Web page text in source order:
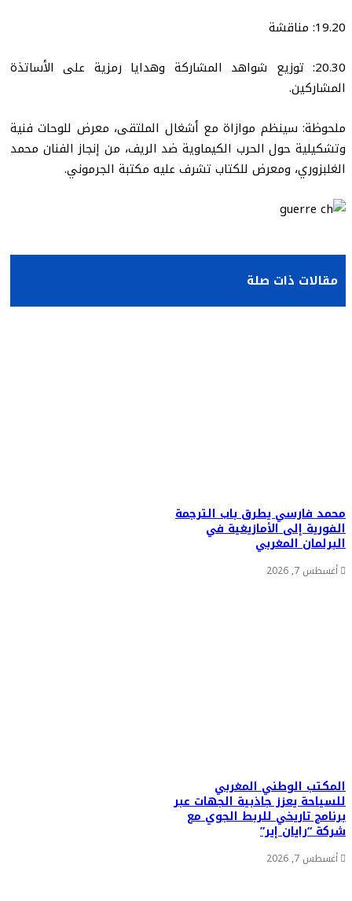
19.20: مناقشة
20.30: توزيع شواهد المشاركة وهدايا رمزية على الأساتذة
المشاركين.
ملحوظة: سينظم موازاة مع أشغال الملتقى، معرض للوحات فنية
وتشكيلية حول الحرب الكيماوية ضد الريف، من إنجاز الفنان محمد
الغلبزوري، ومعرض للكتاب تشرف عليه مكتبة الجرموني.
مقالات ذات صلة
محمد فارسي يطرق باب الترجمة
الفورية إلى الأمازيغية في
البرلمان المغربي
أغسطس 7, 2026
المكتب الوطني المغربي
للسياحة يعزز جاذبية الجهات عبر
برنامج تاريخي للربط الجوي مع
شركة “رايان إير”
أغسطس 7, 2026